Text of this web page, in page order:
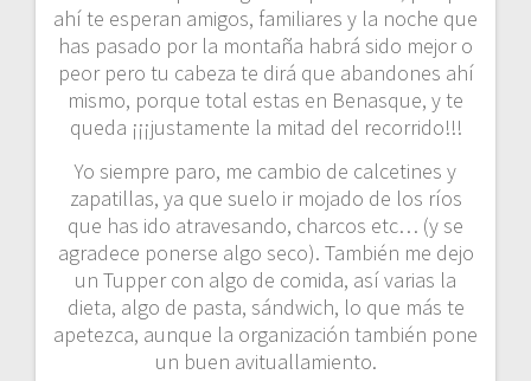
ahí te esperan amigos, familiares y la noche que
has pasado por la montaña habrá sido mejor o
peor pero tu cabeza te dirá que abandones ahí
mismo, porque total estas en Benasque, y te
queda ¡¡¡justamente la mitad del recorrido!!!
Yo siempre paro, me cambio de calcetines y
zapatillas, ya que suelo ir mojado de los ríos
que has ido atravesando, charcos etc… (y se
agradece ponerse algo seco). También me dejo
un Tupper con algo de comida, así varias la
dieta, algo de pasta, sándwich, lo que más te
apetezca, aunque la organización también pone
un buen avituallamiento.